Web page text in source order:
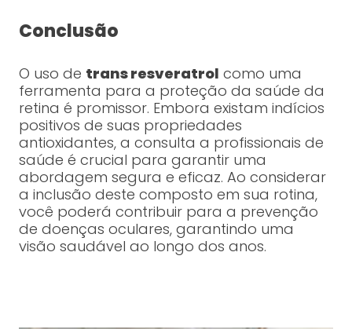
Conclusão
O uso de trans resveratrol como uma
ferramenta para a proteção da saúde da
retina é promissor. Embora existam indícios
positivos de suas propriedades
antioxidantes, a consulta a profissionais de
saúde é crucial para garantir uma
abordagem segura e eficaz. Ao considerar
a inclusão deste composto em sua rotina,
você poderá contribuir para a prevenção
de doenças oculares, garantindo uma
visão saudável ao longo dos anos.